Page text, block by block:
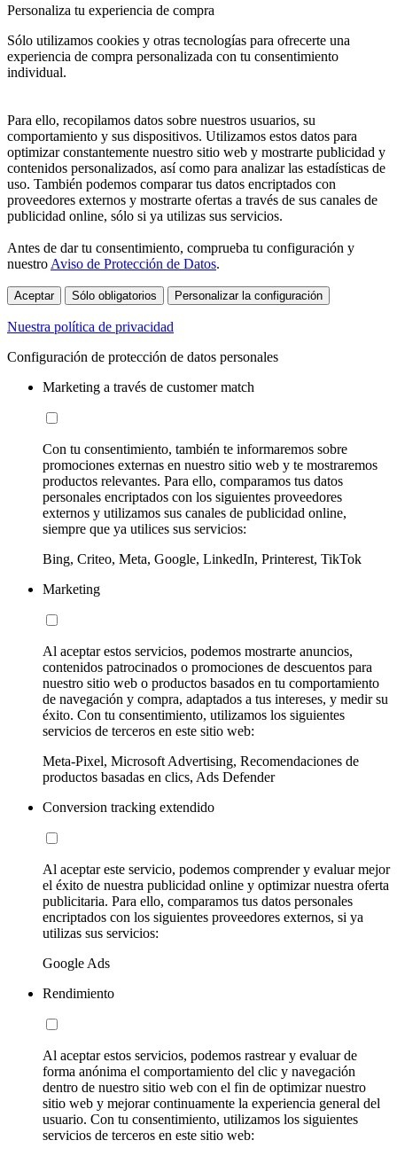
Personaliza tu experiencia de compra
Sólo utilizamos cookies y otras tecnologías para ofrecerte una
experiencia de compra personalizada con tu consentimiento
individual.
Para ello, recopilamos datos sobre nuestros usuarios, su
comportamiento y sus dispositivos. Utilizamos estos datos para
optimizar constantemente nuestro sitio web y mostrarte publicidad y
contenidos personalizados, así como para analizar las estadísticas de
uso. También podemos comparar tus datos encriptados con
proveedores externos y mostrarte ofertas a través de sus canales de
publicidad online, sólo si ya utilizas sus servicios.
Antes de dar tu consentimiento, comprueba tu configuración y
nuestro Aviso de Protección de Datos.
Aceptar Sólo obligatorios Personalizar la configuración
Nuestra política de privacidad
Configuración de protección de datos personales
Marketing a través de customer match
Con tu consentimiento, también te informaremos sobre
promociones externas en nuestro sitio web y te mostraremos
productos relevantes. Para ello, comparamos tus datos
personales encriptados con los siguientes proveedores
externos y utilizamos sus canales de publicidad online,
siempre que ya utilices sus servicios:
Bing, Criteo, Meta, Google, LinkedIn, Printerest, TikTok
Marketing
Al aceptar estos servicios, podemos mostrarte anuncios,
contenidos patrocinados o promociones de descuentos para
nuestro sitio web o productos basados en tu comportamiento
de navegación y compra, adaptados a tus intereses, y medir su
éxito. Con tu consentimiento, utilizamos los siguientes
servicios de terceros en este sitio web:
Meta-Pixel, Microsoft Advertising, Recomendaciones de
productos basadas en clics, Ads Defender
Conversion tracking extendido
Al aceptar este servicio, podemos comprender y evaluar mejor
el éxito de nuestra publicidad online y optimizar nuestra oferta
publicitaria. Para ello, comparamos tus datos personales
encriptados con los siguientes proveedores externos, si ya
utilizas sus servicios:
Google Ads
Rendimiento
Al aceptar estos servicios, podemos rastrear y evaluar de
forma anónima el comportamiento del clic y navegación
dentro de nuestro sitio web con el fin de optimizar nuestro
sitio web y mejorar continuamente la experiencia general del
usuario. Con tu consentimiento, utilizamos los siguientes
servicios de terceros en este sitio web: